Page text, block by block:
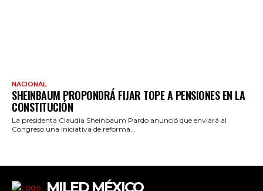
NACIONAL
SHEINBAUM PROPONDRÁ FIJAR TOPE A PENSIONES EN LA
CONSTITUCIÓN
La presidenta Claudia Sheinbaum Pardo anunció que enviará al
Congreso una iniciativa de reforma...
MILED MÉXICO